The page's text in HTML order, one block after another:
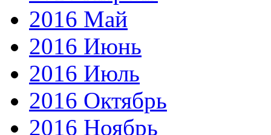
2016 Май
2016 Июнь
2016 Июль
2016 Октябрь
2016 Ноябрь